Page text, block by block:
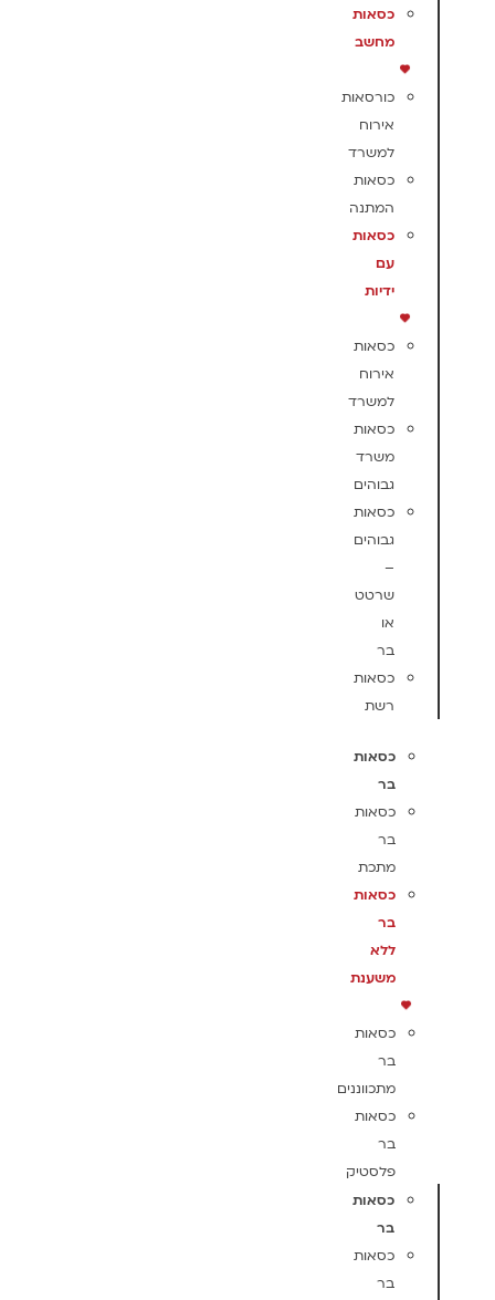
כסאות
מחשב
כורסאות
אירוח
למשרד
כסאות
המתנה
כסאות
עם
ידיות
כסאות
אירוח
למשרד
כסאות
משרד
גבוהים
כסאות
גבוהים
–
שרטט
או
בר
כסאות
רשת
כסאות
בר
כסאות
בר
מתכת
כסאות
בר
ללא
משענת
כסאות
בר
מתכווננים
כסאות
בר
פלסטיק
כסאות
בר
כסאות
בר